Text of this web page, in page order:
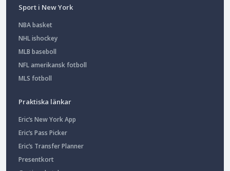
Sport i New York
NBA basket
NHL ishockey
MLB baseboll
NFL amerikansk fotboll
MLS fotboll
Praktiska länkar
Eric’s New York App
Eric’s Pass Picker
Eric’s Transfer Planner
Presentkort